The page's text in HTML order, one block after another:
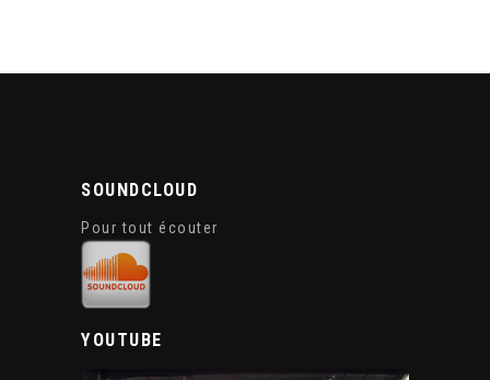
SOUNDCLOUD
Pour tout écouter
YOUTUBE